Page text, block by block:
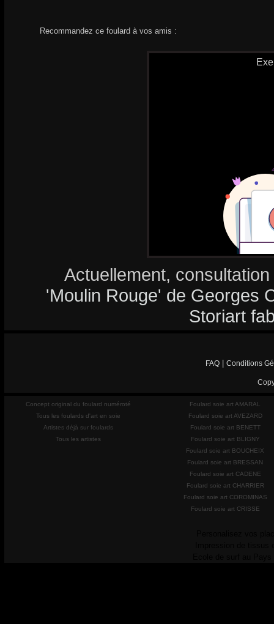
Recommandez ce foulard à vos amis :
Actuellement,
'Moulin Rouge' de Georges
Storiart
FAQ Conditions
Concept original du foulard numéroté
Tous les foulards d'art en soie
Artistes déjà sur foulards
Tous les artistes
Foulard soie art AMARAL
Foulard soie art AVEZARD
Foulard soie art BENETT
Foulard soie art BLIGNY
Foulard soie art BOUCHEIX
Foulard soie art BRESSAN
Foulard soie art CADENE
Foulard soie art CHARRIER
Foulard soie art COROMINAS
Foulard soie art CRISSE